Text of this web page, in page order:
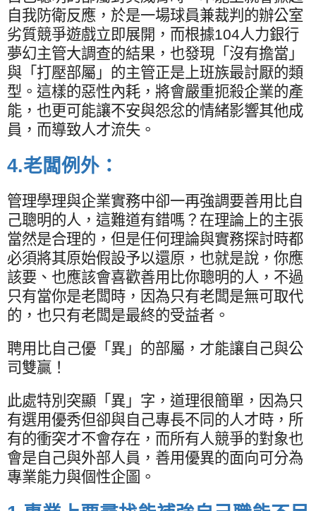
自我防衛反應，於是一場球員兼裁判的辦公室
劣質競爭遊戲立即展開，而根據104人力銀行
夢幻主管大調查的結果，也發現「沒有擔當」
與「打壓部屬」的主管正是上班族最討厭的類
型。這樣的惡性內耗，將會嚴重扼殺企業的產
能，也更可能讓不安與怨忿的情緒影響其他成
員，而導致人才流失。
4.老闆例外：
管理學理與企業實務中卻一再強調要善用比自
己聰明的人，這難道有錯嗎？在理論上的主張
當然是合理的，但是任何理論與實務探討時都
必須將其原始假設予以還原，也就是說，你應
該要、也應該會喜歡善用比你聰明的人，不過
只有當你是老闆時，因為只有老闆是無可取代
的，也只有老闆是最終的受益者。
聘用比自己優「異」的部屬，才能讓自己與公
司雙贏！
此處特別突顯「異」字，道理很簡單，因為只
有選用優秀但卻與自己專長不同的人才時，所
有的衝突才不會存在，而所有人競爭的對象也
會是自己與外部人員，善用優異的面向可分為
專業能力與個性企圖。